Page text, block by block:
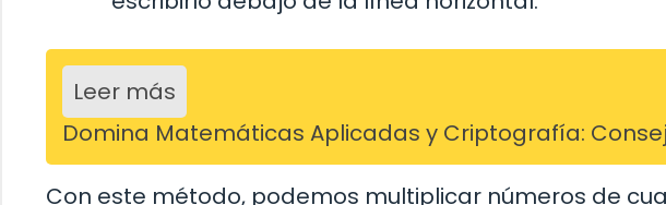
Leer más
Domina Matemáticas Aplicadas y Criptografía:
Con este método, podemos multiplicar números de